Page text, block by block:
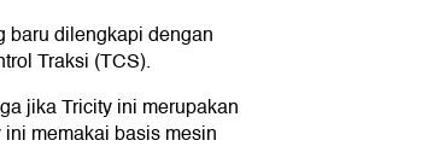
baru dilengkapi dengan
Traksi (TCS).
jika Tricity ini merupakan
memakai basis mesin